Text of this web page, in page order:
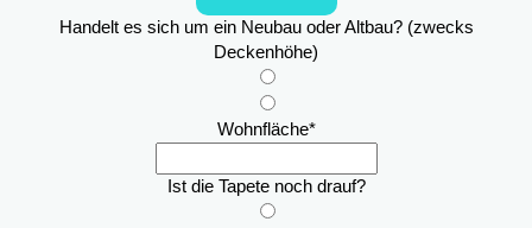
Handelt es sich um ein Neubau oder Altbau? (zwecks
Deckenhöhe)
Wohnfläche*
Ist die Tapete noch drauf?